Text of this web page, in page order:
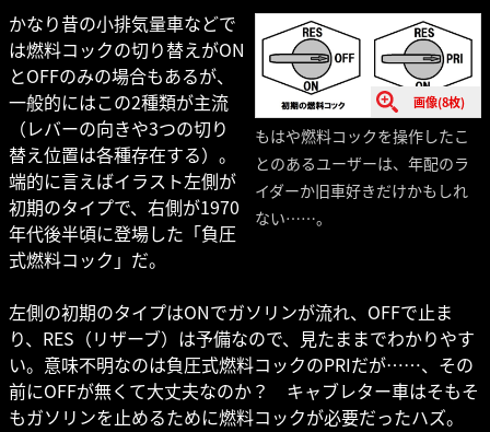
画像(8枚)
もはや燃料コックを操作したこ
とのあるユーザーは、年配のラ
イダーか旧車好きだけかもしれ
ない……。
かなり昔の小排気量車などで
は燃料コックの切り替えがON
とOFFのみの場合もあるが、
一般的にはこの2種類が主流
（レバーの向きや3つの切り
替え位置は各種存在する）。
端的に言えばイラスト左側が
初期のタイプで、右側が1970
年代後半頃に登場した「負圧
式燃料コック」だ。
左側の初期のタイプはONでガソリンが流れ、OFFで止ま
り、RES（リザーブ）は予備なので、見たままでわかりやす
い。意味不明なのは負圧式燃料コックのPRIだが……、その
前にOFFが無くて大丈夫なのか？ キャブレター車はそもそ
もガソリンを止めるために燃料コックが必要だったハズ。